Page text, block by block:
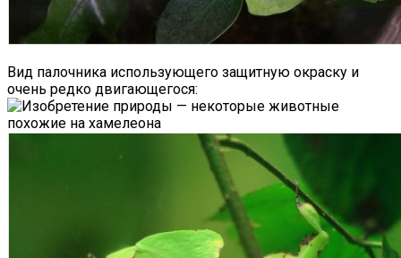
Вид палочника использующего защитную окраску и
очень редко двигающегося: